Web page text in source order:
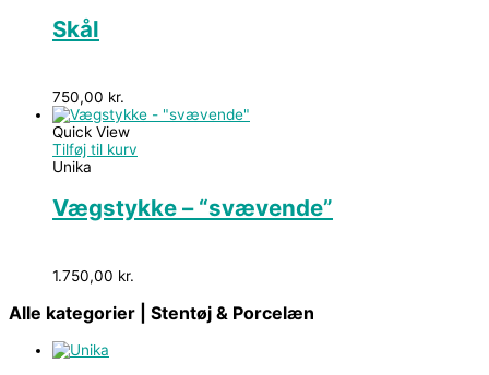
Skål
750,00 kr.
Quick View
Tilføj til kurv
Unika
Vægstykke – “svævende”
1.750,00 kr.
Alle kategorier | Stentøj & Porcelæn